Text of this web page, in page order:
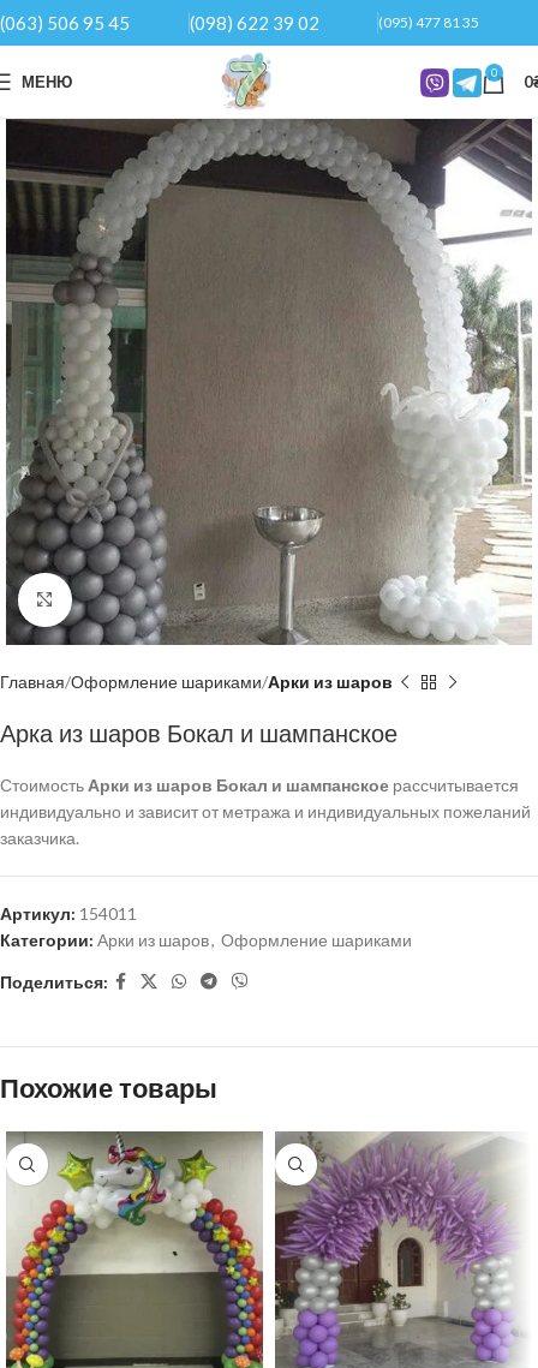
(063) 506 95 45 (098) 622 39 02 (095) 477 81 35
МЕНЮ 0 0
Нажмите, чтобы увеличить
Главная Оформление шариками Арки из шаров
Арка из шаров Бокал и шампанское
Стоимость Арки из шаров Бокал и шампанское рассчитывается
индивидуально и зависит от метража и индивидуальных пожеланий
заказчика.
Артикул: 154011
Категории: Арки из шаров, Оформление шариками
Поделиться:
Похожие товары